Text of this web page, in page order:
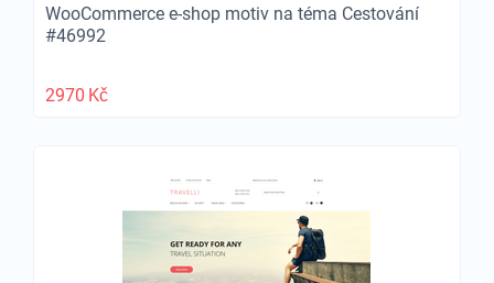
WooCommerce e-shop motiv na téma Cestování
#46992
2970 Kč